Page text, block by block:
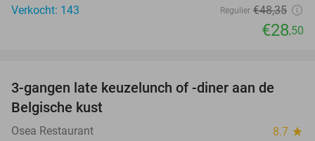
Verkocht: 143
Regulier €48,35
€28,50
31%
3-gangen late keuzelunch of -diner aan de
Belgische kust
Osea Restaurant 8.7 star